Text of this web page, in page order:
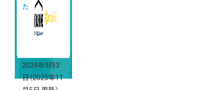
た
2024年9月3
日（2025年11